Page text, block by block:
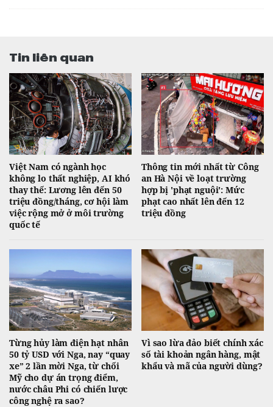
Tin liên quan
Việt Nam có ngành học
không lo thất nghiệp, AI khó
thay thế: Lương lên đến 50
triệu đồng/tháng, cơ hội làm
việc rộng mở ở môi trường
quốc tế
Thông tin mới nhất từ Công
an Hà Nội về loạt trường
hợp bị 'phạt nguội': Mức
phạt cao nhất lên đến 12
triệu đồng
Từng hủy làm điện hạt nhân
50 tỷ USD với Nga, nay “quay
xe” 2 lần mời Nga, từ chối
Mỹ cho dự án trọng điểm,
nước châu Phi có chiến lược
công nghệ ra sao?
Vì sao lừa đảo biết chính xác
số tài khoản ngân hàng, mật
khẩu và mã của người dùng?